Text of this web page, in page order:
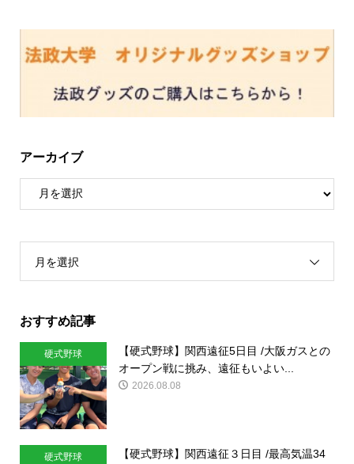
アーカイブ
月を選択
おすすめ記事
硬式野球
【硬式野球】関西遠征5日目 /大阪ガスとの
オープン戦に挑み、遠征もいよい...
2026.08.08
硬式野球
【硬式野球】関西遠征３日目 /最高気温34